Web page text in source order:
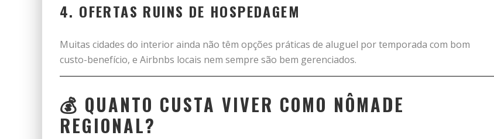
4. OFERTAS RUINS DE HOSPEDAGEM
Muitas cidades do interior ainda não têm opções práticas de aluguel por temporada com bom
custo-benefício, e Airbnbs locais nem sempre são bem gerenciados.
💰 QUANTO CUSTA VIVER COMO NÔMADE
REGIONAL?